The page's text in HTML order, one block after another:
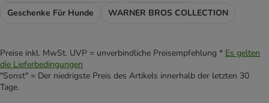
Geschenke Für Hunde
WARNER BROS COLLECTION
Preise inkl. MwSt. UVP = unverbindliche Preisempfehlung * Es gelten
die Lieferbedingungen
"Sonst" = Der niedrigste Preis des Artikels innerhalb der letzten 30
Tage.